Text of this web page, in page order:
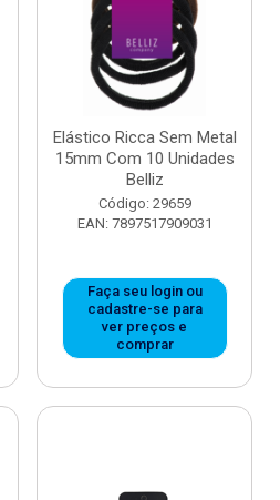
Elástico Ricca Sem Metal
15mm Com 10 Unidades
Belliz
Código: 29659
EAN: 7897517909031
Faça seu login ou
cadastre-se para
ver preços e
comprar